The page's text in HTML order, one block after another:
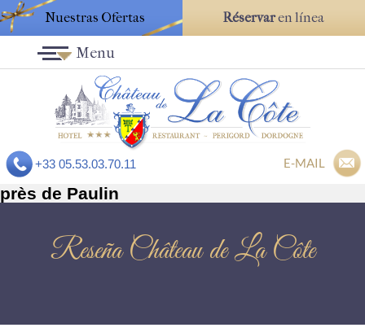
Nuestras Ofertas Réservaren línea
+33 05.53.03.70.11 E-MAIL
Menu
près de Paulin
Reseña Château de La Côte